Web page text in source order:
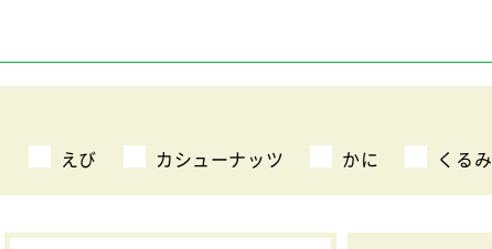
えび カシューナッツ かに くるみ